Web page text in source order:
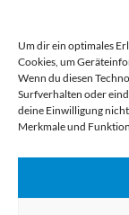
Um dir ein optimales
Cookies, um
Wenn du diesen
Surfverhalten oder
deine Einwilligung
Merkmale und